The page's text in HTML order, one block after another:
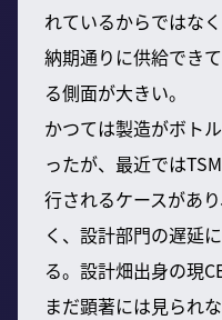
れているからではな
納期通りに供給でき
る側面が大きい。
かつては製造がボト
ったが、最近では
行されるケースがあ
く、設計部門の遅延
る。設計畑出身の現
まだ顕著には見られ